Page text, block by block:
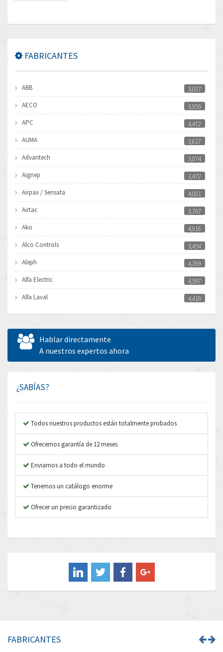
FABRICANTES
ABB
3,037
AECO
3,955
APC
4,472
AUMA
3,617
Advantech
3,074
Aignep
3,472
Airpax / Sensata
4,001
Airtac
3,787
Ako
4,916
Alco Controls
3,454
Aleph
4,769
Alfa Electric
4,597
Alfa Laval
4,418
Allen Bradley
4,864
Allen West
Amperite
Amplicon Liveline
Apex Dynamics
Asco Numatics
Atos
3,857
Aventics
B&R
Barber Colman
Hablar directamente
A nuestros expertos ahora
¿SABÍAS?
Todos nuestros productos están totalmente probados
Ofrecemos garantía de 12 meses
Enviamos a todo el mundo
Tenemos un catálogo enorme
Ofrecer un precio garantizado
FABRICANTES